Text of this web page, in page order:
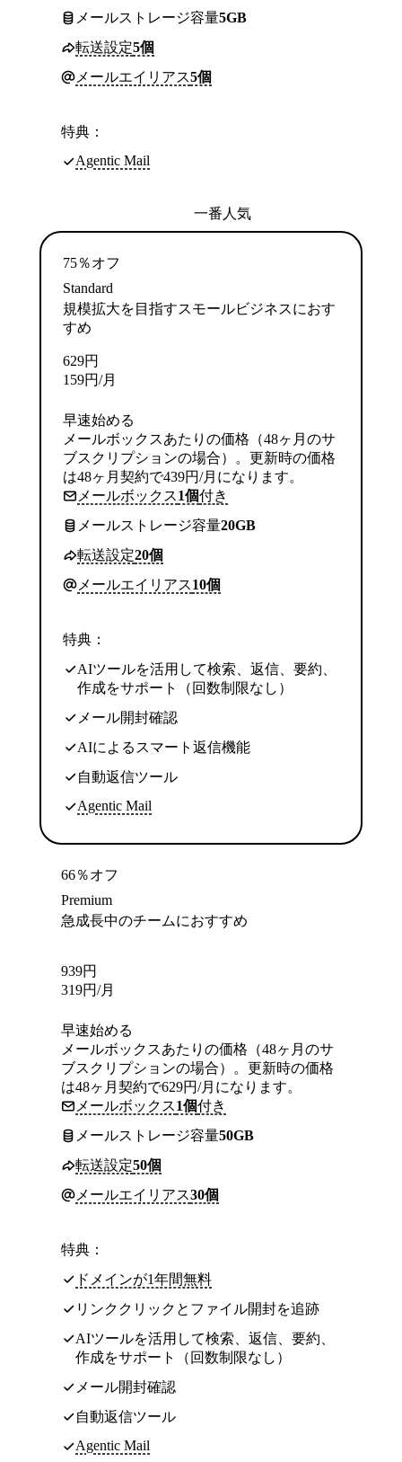
メールストレージ容量5GB
転送設定5個
メールエイリアス5個
特典：
Agentic Mail
一番人気
75％オフ
Standard
規模拡大を目指すスモールビジネスにおす
すめ
629円
159円/月
早速始める
メールボックスあたりの価格（48ヶ月のサ
ブスクリプションの場合）。更新時の価格
は48ヶ月契約で439円/月になります。
メールボックス1個付き
メールストレージ容量20GB
転送設定20個
メールエイリアス10個
特典：
AIツールを活用して検索、返信、要約、
作成をサポート（回数制限なし）
メール開封確認
AIによるスマート返信機能
自動返信ツール
Agentic Mail
66％オフ
Premium
急成長中のチームにおすすめ
939円
319円/月
早速始める
メールボックスあたりの価格（48ヶ月のサ
ブスクリプションの場合）。更新時の価格
は48ヶ月契約で629円/月になります。
メールボックス1個付き
メールストレージ容量50GB
転送設定50個
メールエイリアス30個
特典：
ドメインが1年間無料
リンククリックとファイル開封を追跡
AIツールを活用して検索、返信、要約、
作成をサポート（回数制限なし）
メール開封確認
自動返信ツール
Agentic Mail